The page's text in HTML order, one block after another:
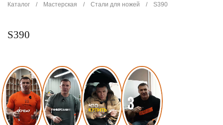
Каталог / Мастерская / Стали для ножей / S390
S390